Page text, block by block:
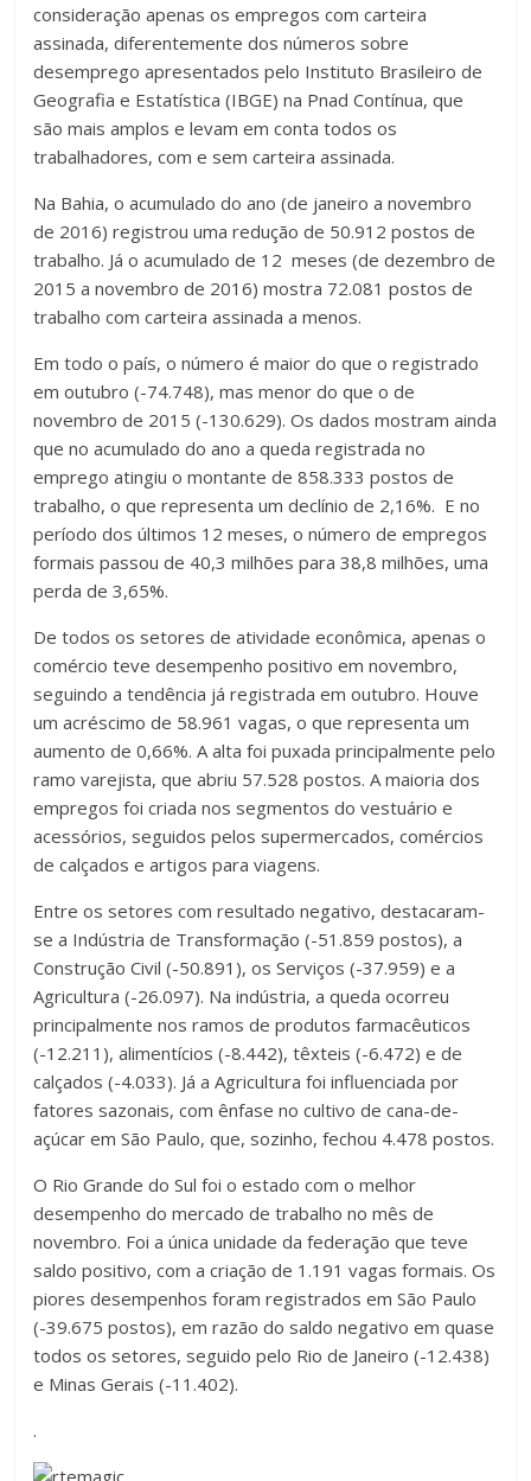
consideração apenas os empregos com carteira
assinada, diferentemente dos números sobre
desemprego apresentados pelo Instituto Brasileiro de
Geografia e Estatística (IBGE) na Pnad Contínua, que
são mais amplos e levam em conta todos os
trabalhadores, com e sem carteira assinada.
Na Bahia, o acumulado do ano (de janeiro a novembro
de 2016) registrou uma redução de 50.912 postos de
trabalho. Já o acumulado de 12 meses (de dezembro de
2015 a novembro de 2016) mostra 72.081 postos de
trabalho com carteira assinada a menos.
Em todo o país, o número é maior do que o registrado
em outubro (-74.748), mas menor do que o de
novembro de 2015 (-130.629). Os dados mostram ainda
que no acumulado do ano a queda registrada no
emprego atingiu o montante de 858.333 postos de
trabalho, o que representa um declínio de 2,16%. E no
período dos últimos 12 meses, o número de empregos
formais passou de 40,3 milhões para 38,8 milhões, uma
perda de 3,65%.
De todos os setores de atividade econômica, apenas o
comércio teve desempenho positivo em novembro,
seguindo a tendência já registrada em outubro. Houve
um acréscimo de 58.961 vagas, o que representa um
aumento de 0,66%. A alta foi puxada principalmente pelo
ramo varejista, que abriu 57.528 postos. A maioria dos
empregos foi criada nos segmentos do vestuário e
acessórios, seguidos pelos supermercados, comércios
de calçados e artigos para viagens.
Entre os setores com resultado negativo, destacaram-
se a Indústria de Transformação (-51.859 postos), a
Construção Civil (-50.891), os Serviços (-37.959) e a
Agricultura (-26.097). Na indústria, a queda ocorreu
principalmente nos ramos de produtos farmacêuticos
(-12.211), alimentícios (-8.442), têxteis (-6.472) e de
calçados (-4.033). Já a Agricultura foi influenciada por
fatores sazonais, com ênfase no cultivo de cana-de-
açúcar em São Paulo, que, sozinho, fechou 4.478 postos.
O Rio Grande do Sul foi o estado com o melhor
desempenho do mercado de trabalho no mês de
novembro. Foi a única unidade da federação que teve
saldo positivo, com a criação de 1.191 vagas formais. Os
piores desempenhos foram registrados em São Paulo
(-39.675 postos), em razão do saldo negativo em quase
todos os setores, seguido pelo Rio de Janeiro (-12.438)
e Minas Gerais (-11.402).
.